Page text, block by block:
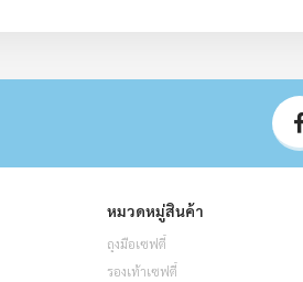
หมวดหมู่สินค้า
ถุงมือเซฟตี้
รองเท้าเซฟตี้